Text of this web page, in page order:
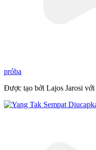
próba
Được tạo bởi Lajos Jarosi với